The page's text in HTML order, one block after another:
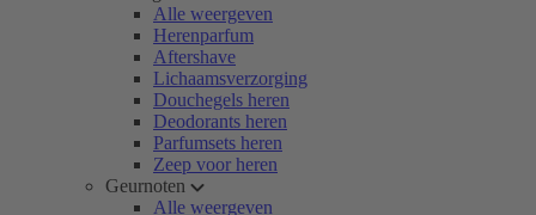
Alle weergeven
Herenparfum
Aftershave
Lichaamsverzorging
Douchegels heren
Deodorants heren
Parfumsets heren
Zeep voor heren
Geurnoten
Alle weergeven